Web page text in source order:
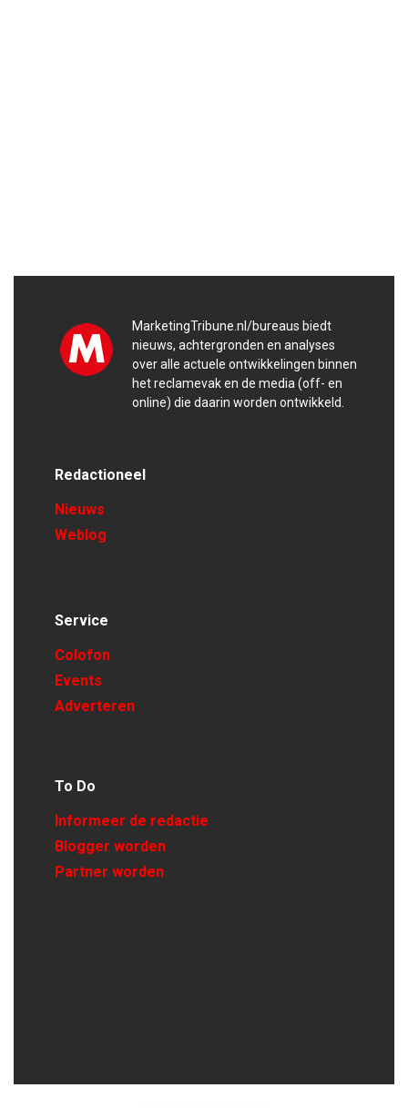
MarketingTribune.nl/bureaus biedt
nieuws, achtergronden en analyses
over alle actuele ontwikkelingen binnen
het reclamevak en de media (off- en
online) die daarin worden ontwikkeld.
Redactioneel
Nieuws
Weblog
Service
Colofon
Events
Adverteren
To Do
Informeer de redactie
Blogger worden
Partner worden